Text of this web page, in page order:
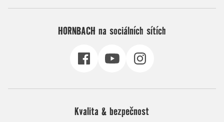
HORNBACH na sociálních sítích
Kvalita & bezpečnost